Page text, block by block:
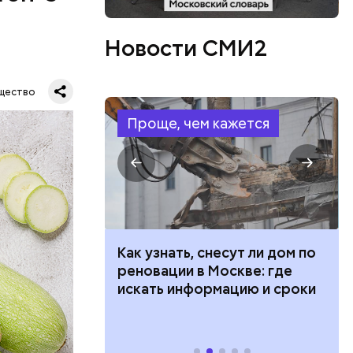
день, и
Новости СМИ2
Проще, чем кажется
тысяч
при
кто может
нужны
Как узнать, снесут ли дом по
реновации в Москве: где
искать информацию и сроки